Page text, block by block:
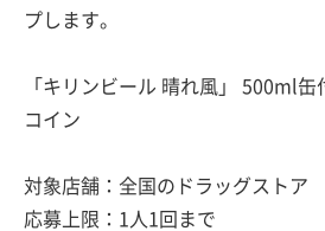
プします。
「キリンビール 晴れ風」 500ml
コイン
対象店舗：全国のドラッグストア
応募上限：1人1回まで